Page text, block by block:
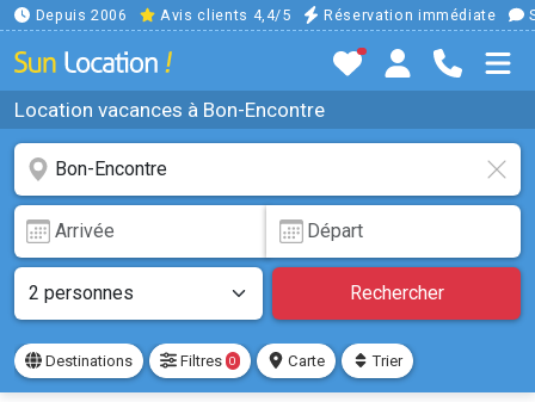
Depuis 2006 Avis clients 4,4/5 Réservation immédiate
Location vacances à Bon-Encontre
Rechercher
Destinations Filtres 0 Carte Trier